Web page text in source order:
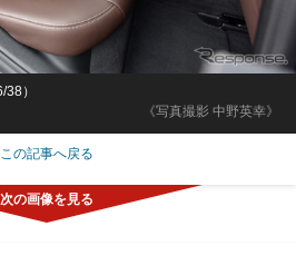
《写真撮影 中野英幸》
）
この記事へ戻る